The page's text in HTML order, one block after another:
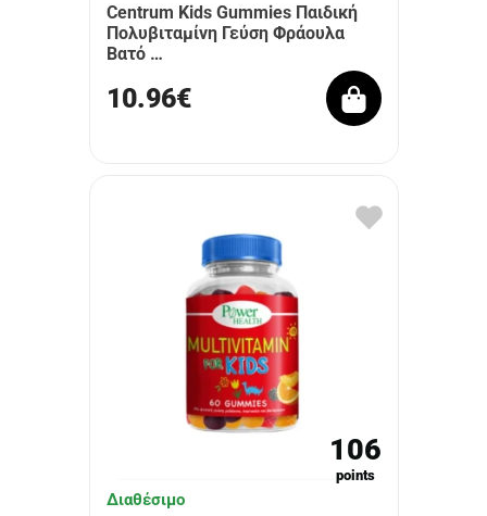
Centrum Kids Gummies Παιδική
Πολυβιταμίνη Γεύση Φράουλα
Βατό …
10.96€
106
points
Διαθέσιμο